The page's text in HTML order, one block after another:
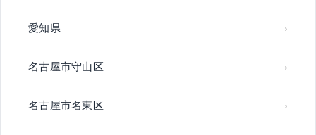
愛知県
名古屋市守山区
名古屋市名東区